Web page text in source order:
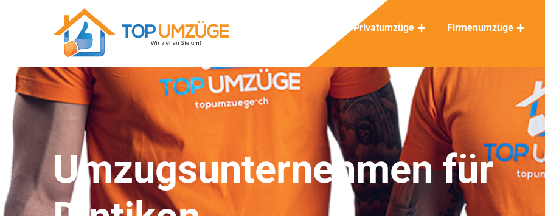
Privatumzüge Firmenumzüge
Umzugsunternehmen für